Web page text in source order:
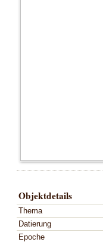
Objektdetails
Thema
Datierung
Epoche